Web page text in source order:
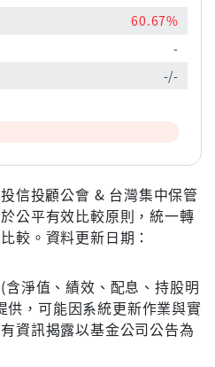
60.67%
-
-/-
信投顧公會 & 台灣集中保管
公平有效比較原則，統一轉
較。資料更新日期：
淨值、績效、配息、持股明
，可能因系統更新作業與實
資訊揭露以基金公司公告為